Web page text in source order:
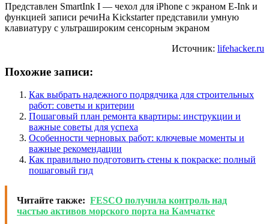
Представлен SmartInk I — чехол для iPhone с экраном E-Ink и
функцией записи речиНа Kickstarter представили умную
клавиатуру с ультрашироким сенсорным экраном
Источник: lifehacker.ru
Похожие записи:
Как выбрать надежного подрядчика для строительных
работ: советы и критерии
Пошаговый план ремонта квартиры: инструкции и
важные советы для успеха
Особенности черновых работ: ключевые моменты и
важные рекомендации
Как правильно подготовить стены к покраске: полный
пошаговый гид
Читайте также: FESCO получила контроль над
частью активов морского порта на Камчатке